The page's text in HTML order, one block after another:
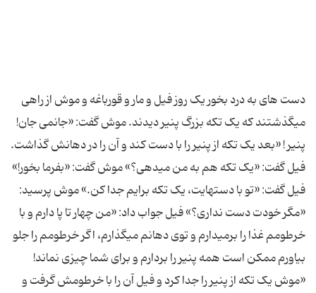
دست های به درد بخور یک روز فیل و مار و قورباغه و موش از راهی
می‏گذشتند که یک تکه بزرگ پنیر دیدند. موش گفت: «جانمی جان!
پنیر ! «بعد یک تکه از پنیر را با دست کند و آن را در دهانش گذاشت.
فیل گفت: «یک تکه هم به من می‏دهی؟» موش گفت: «بفرما بخور!»
فیل گفت: «تو با دست‏هایت، یک تکه برایم جدا کن.» موش پرسید:
«مگر خودت دست نداری؟» فیل جواب داد: «من چهار تا پا دارم و با
خرطومم غذا را بر‏می‏دارم و توی دهانم می‏گذارم، اگر خرطومم را جلو
بیاورم ممکن است همه پنیر را بردارم و برای شما چیزی نماند!
«موش یک تکه از پنیر را جدا کرد و فیل آن را با خرطومش گرفت و